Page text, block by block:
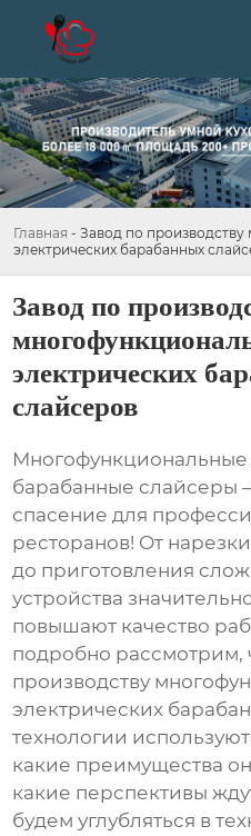
Главная - Завод по
электрических барабанных
Завод по
электрических
слайсеров
Многофункциональные
барабанные слайсеры
спасение для
ресторанов! От
до приготовления
устройства
повышают качество
подробно рассмотрим,
производству
электрических
технологии
какие преимущества
какие перспективы
будем углубляться в